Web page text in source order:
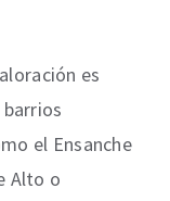
es
el Ensanche
Alto o